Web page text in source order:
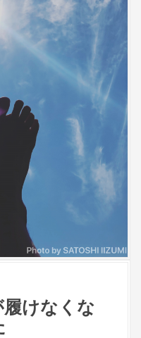
けなくな